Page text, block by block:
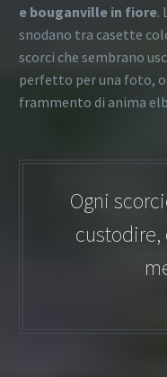
e bouganville in fiore.
snodano tra casette
scorci che sembrano
perfetto per una foto,
frammento di anima
Ogni
custodire,